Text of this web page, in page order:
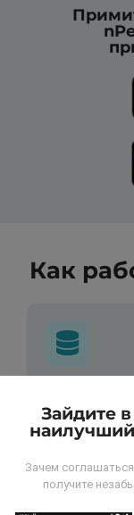
Как
Данные
проведенные
тоже хотите
Зайдите
Зачем
получите